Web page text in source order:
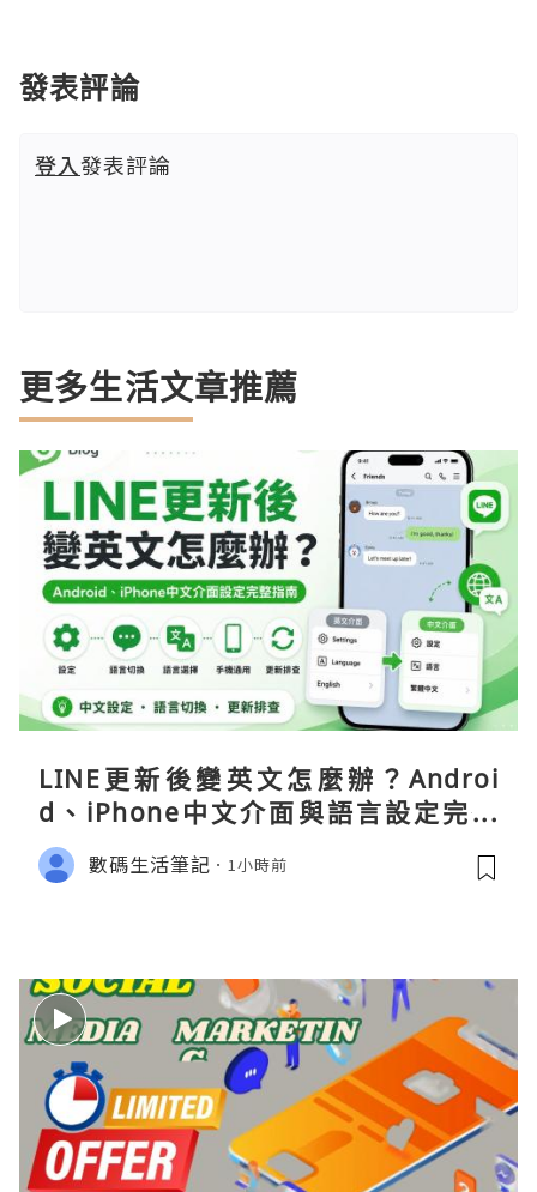
發表評論
登入發表評論
更多生活文章推薦
LINE更新後變英文怎麼辦？Androi
d、iPhone中文介面與語言設定完整
指南
數碼生活筆記 1小時前